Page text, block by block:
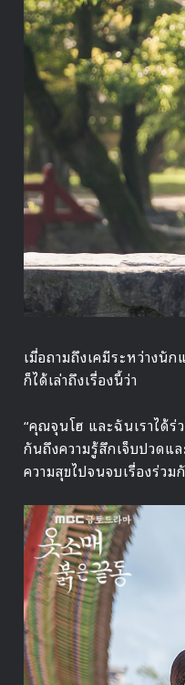
เมื่อถามถึงเคมีระหว่างนั
ก็ได้เล่าถึงเรื่องนี้ว่า
“คุณจุนโฮ และฉันเราได้ร่
กันถึงความรู้สึกเจ็บปวดแ
ความสุขไปจนจบเรื่องร่ว